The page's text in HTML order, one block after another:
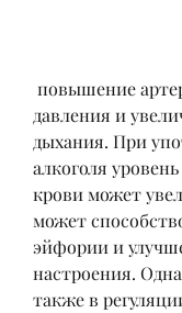
давления и
дыхания. При
алкоголя
крови может
может
эйфории и
настроения.
также в